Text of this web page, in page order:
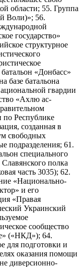
области; 55. Группа
Воли)»; 56.
государство»
структурное
«Донбасс»
базе батальона
гвардии
«Ахлю ас-
Республике
созданная в
свободных
подразделения; 61.
специального
полка
часть 3035); 62.
«Национально-
и его
«Правая
Украинский
сообщество
(«НКД»); 64.
для подготовки и
оказания помощи
диверсионно-